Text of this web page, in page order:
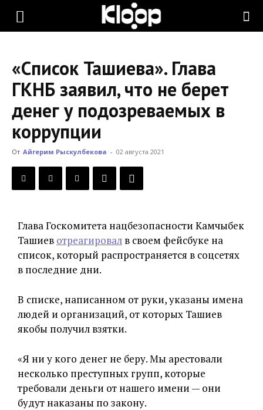
KLOOP.KG
Новости
Кыргызстана
«Список Ташиева». Глава
ГКНБ заявил, что не берет
денег у подозреваемых в
коррупции
От Айгерим Рыскулбекова - 02 августа 2021
Глава Госкомитета нацбезопасности Камчыбек
Ташиев отреагировал в своем фейсбуке на
список, который распространяется в соцсетях
в последние дни.
В списке, написанном от руки, указаны имена
людей и организаций, от которых Ташиев
якобы получил взятки.
«Я ни у кого денег не беру. Мы арестовали
несколько преступных групп, которые
требовали деньги от нашего имени — они
будут наказаны по закону.